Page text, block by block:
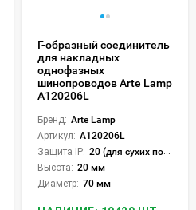
Г-образный соединитель
для накладных
однофазных
шинопроводов Arte Lamp
A120206L
Бренд: Arte Lamp
Артикул: A120206L
Защита IP: 20 (для сухих пом.)
Высота: 20 мм
Диаметр: 70 мм